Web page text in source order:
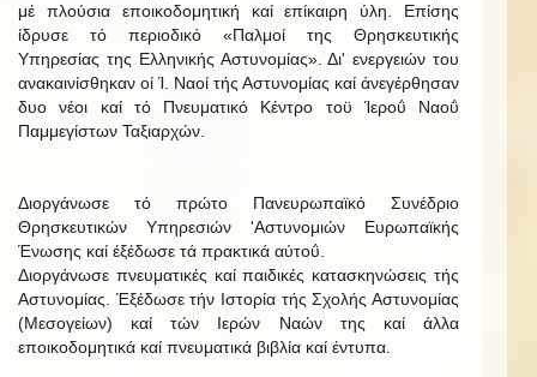
μέ πλούσια εποικοδομητική καί επίκαιρη ύλη. Επίσης
ίδρυσε τό περιοδικό «Παλμοί της Θρησκευτικής
Υπηρεσίας της Ελληνικής Αστυνομίας». Δι' ενεργειών του
ανακαινίσθηκαν οί Ί. Ναοί τής Αστυνομίας καί άνεγέρθησαν
δυο νέοι καί τό Πνευματικό Κέντρο τοϋ Ίεροΰ Ναοΰ
Παμμεγίστων Ταξιαρχών.
Διοργάνωσε τό πρώτο Πανευρωπαϊκό Συνέδριο
Θρησκευτικών Υπηρεσιών 'Αστυνομιών Ευρωπαϊκής
Ένωσης καί έξέδωσε τά πρακτικά αύτοΰ.
Διοργάνωσε πνευματικές καί παιδικές κατασκηνώσεις τής
Αστυνομίας. Έξέδωσε τήν Ιστορία τής Σχολής Αστυνομίας
(Μεσογείων) καί τών Ιερών Ναών της καί άλλα
εποικοδομητικά καί πνευματικά βιβλία καί έντυπα.